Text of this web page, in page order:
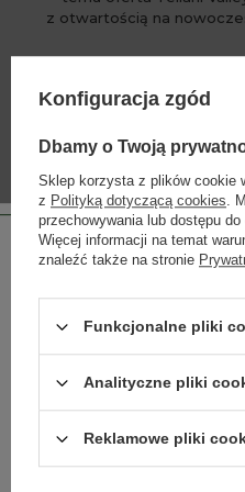
z otwartością na
INNE
Lista
Czy masz
TAK
Konfiguracja zgód
Dbamy o Twoją
Sklep korzysta z plików cookie
z Polityką dotyczącą cookies.
przechowywania lub dostępu
Więcej informacji na temat
znaleźć także na stronie
Funkcjonalne pliki
Analityczne pliki
Reklamowe pliki